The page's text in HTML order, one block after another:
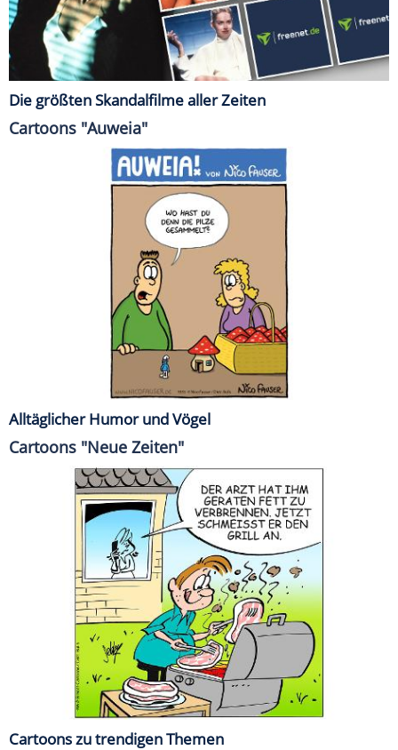
Die größten Skandalfilme aller Zeiten
Cartoons "Auweia"
Alltäglicher Humor und Vögel
Cartoons "Neue Zeiten"
Cartoons zu trendigen Themen